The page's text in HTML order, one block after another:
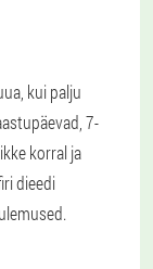
kui palju
7-
korral ja
dieedi